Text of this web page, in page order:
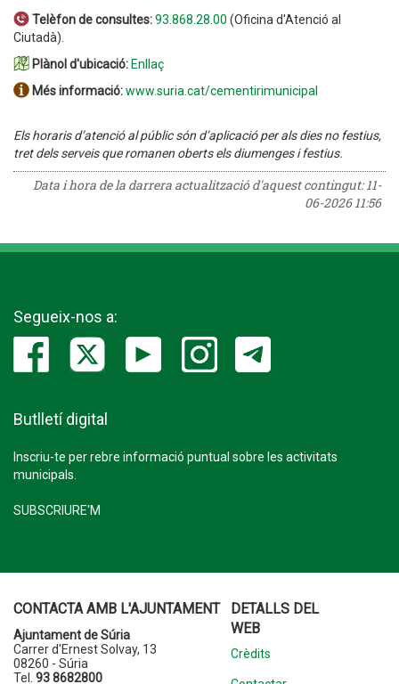
Telèfon de consultes:93.868.28.00 (Oficina d'Atenció al
Ciutadà).
Plànol d'ubicació: Enllaç
Més informació:www.suria.cat/cementirimunicipal
Els horaris d’atenció al públic són d’aplicació per als dies no festius,
tret dels serveis que romanen oberts els diumenges i festius.
Data i hora de la darrera actualització d'aquest contingut:11-
06-2026 11:56
Segueix-nos a:
Butlletí digital
Inscriu-te per rebre informació puntual sobre les activitats
municipals.
SUBSCRIURE'M
CONTACTA AMB L'AJUNTAMENT
Ajuntament de Súria
Carrer d'Ernest Solvay, 13
08260 - Súria
Tel. 93 8682800
DETALLS DEL
WEB
Crèdits